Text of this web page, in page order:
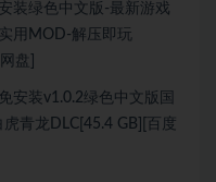
装绿色中文版-最新游戏
用MOD-解压即玩
盘]
安装v1.0.2绿色中文版国
青龙DLC[45.4 GB][百度